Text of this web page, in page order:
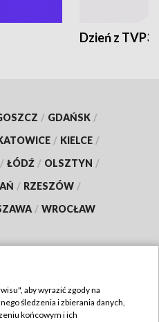
Dzień z TVP3
/ GDAŃSK /
/ KIELCE /
/ ŁÓDŹ / OLSZTYN /
/ RZESZÓW /
/ WROCŁAW
aby wyrazić zgody na
śledzenia i zbierania danych,
końcowym i ich